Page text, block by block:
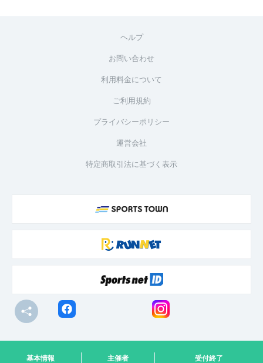
基本情報 主催者 受付終了
ヘルプ
お問い合わせ
利用料金について
ご利用規約
プライバシーポリシー
運営会社
特定商取引法に基づく表示